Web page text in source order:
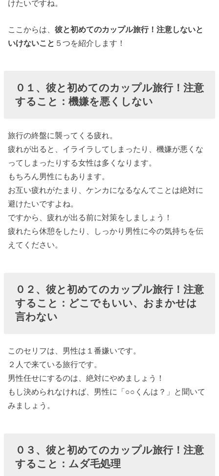
けたいですね。
ここからは、彼と初めてのカップル旅行！注意しないと
いけないこと ５つを紹介します！
０１、彼と初めてのカップル旅行！注意
すること：機嫌を悪くしない
旅行の終盤に襲ってくる疲れ。
疲れが出ると、イライラしてしまったり、機嫌が悪くな
ってしまったりする女性は多くなります。
もちろん男性にもあります。
お互い疲れがたまり、ケンカになるなんてことは絶対に
避けたいですよね。
ですから、疲れが出る前に対策をしましょう！
疲れたら休憩をしたり、しっかり男性に今の気持ちを伝
えてください。
０２、彼と初めてのカップル旅行！注意
すること：どこでもいい、おまかせは
言わない
このセリフは、男性は１番嫌いです。
２人で来ている旅行です。
男性任せにするのは、絶対にやめましょう！
もし決められなければ、男性に「○○くんは？」と聞いて
みましょう。
０３、彼と初めてのカップル旅行！注意
すること：ムダ毛処理